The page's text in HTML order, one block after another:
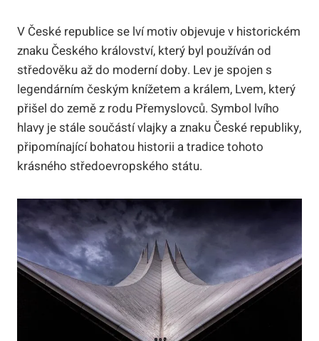
V České republice se lví motiv objevuje v historickém
znaku Českého království, který byl používán od
středověku až do moderní doby. Lev je spojen s
legendárním českým knížetem a králem, Lvem, který
přišel do země z rodu Přemyslovců. Symbol lvího
hlavy je stále součástí vlajky a znaku České republiky,
připomínající bohatou historii a tradice tohoto
krásného středoevropského státu.